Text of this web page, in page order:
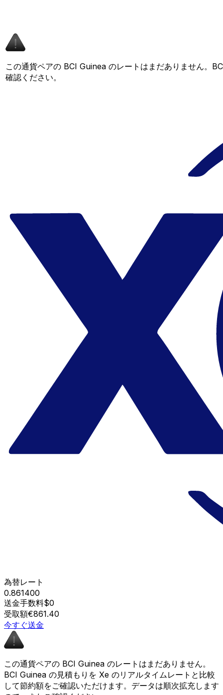
この通貨ペアの BCI Guinea のレートはまだありません。
確認ください。
為替レート
0.861400
送金手数料$0
受取額€861.40
今すぐ送金
この通貨ペアの BCI Guinea のレートはまだありません。
BCI Guinea の見積もりを Xe のリアルタイムレートと比較
して節約額をご確認いただけます。データは順次拡充します